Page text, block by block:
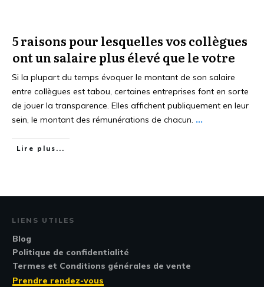
5 raisons pour lesquelles vos collègues
ont un salaire plus élevé que le votre
Si la plupart du temps évoquer le montant de son salaire
entre collègues est tabou, certaines entreprises font en sorte
de jouer la transparence. Elles affichent publiquement en leur
sein, le montant des rémunérations de chacun. ...
Lire plus...
LIENS UTILES
Blog
Politique de confidentialité
Termes et Conditions générales de vente
Prendre rendez-vous